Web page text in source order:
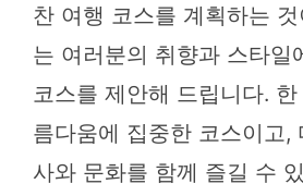
찬 여행 코스를 계획하는
는 여러분의 취향과 스타일
코스를 제안해 드립니다.
름다움에 집중한 코스이고,
사와 문화를 함께 즐길 수